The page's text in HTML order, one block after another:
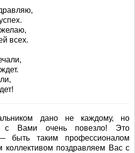
всех.
дано не каждому, но
с Вами очень повезло! Это
быть таким профессионалом
поздравляем Вас с